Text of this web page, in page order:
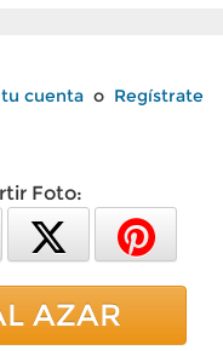
cuenta o Regístrate
Foto:
AZAR